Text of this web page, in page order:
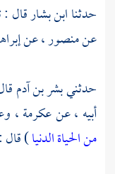
حدثناابن بشارقال :
عنمنصور ،عن
حدثنيبشر بن آدم
أبيه ، عنعكرمة ،
من الحياة الدنيا) قال